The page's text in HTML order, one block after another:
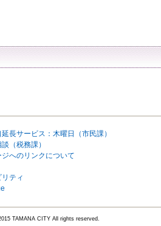
長サービス：木曜日（市民課）
（税務課）
へのリンクについて
ティ
TAMANA CITY All rights reserved.